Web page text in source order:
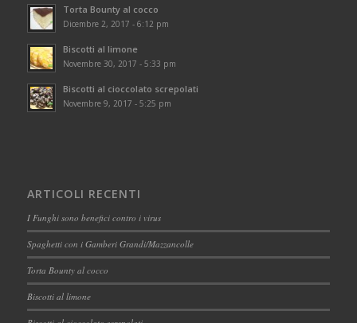
Torta Bounty al cocco
Dicembre 2, 2017 - 6:12 pm
Biscotti al limone
Novembre 30, 2017 - 5:33 pm
Biscotti al cioccolato screpolati
Novembre 9, 2017 - 5:25 pm
ARTICOLI RECENTI
I Funghi sono benefici contro i virus
Spaghetti con i Gamberi Grandi/Mazzancolle
Torta Bounty al cocco
Biscotti al limone